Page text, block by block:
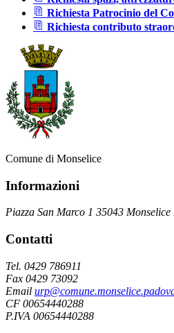
Richiesta Patrocinio del
Richiesta contributo
Comune di Monselice
Informazioni
Piazza San Marco 1 35043
Contatti
Tel. 0429 786911
Fax 0429 73092
Email
CF 00654440288
P.IVA 00654440288